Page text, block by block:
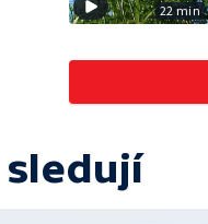
22 min
sledují